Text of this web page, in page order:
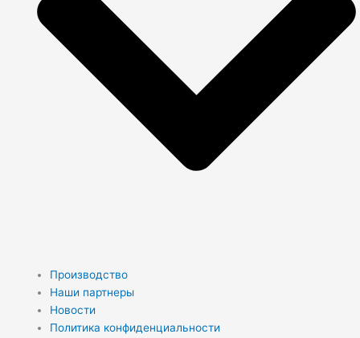
Производство
Наши партнеры
Новости
Политика конфиденциальности